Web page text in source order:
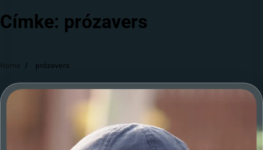
Címke: prózavers
Home prózavers